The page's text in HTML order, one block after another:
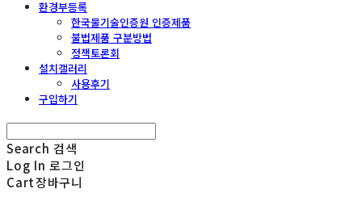
환경부등록
한국물기술인증원 인증제품
불법제품 구분방법
정책토론회
설치갤러리
사용후기
구입하기
Search 검색
Log In 로그인
Cart장바구니